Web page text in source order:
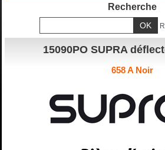
Recherche
15090PO SUPRA
658 A Noir